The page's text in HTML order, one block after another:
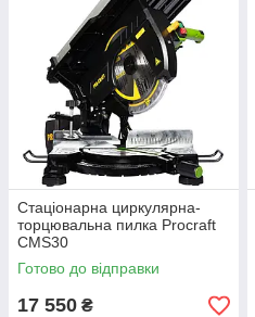
Стаціонарна циркулярна-
торцювальна пилка Procraft
CMS30
Готово до відправки
17 550 ₴